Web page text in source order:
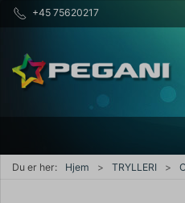
+45 75620217
Du er her: Hjem TRYLLERI